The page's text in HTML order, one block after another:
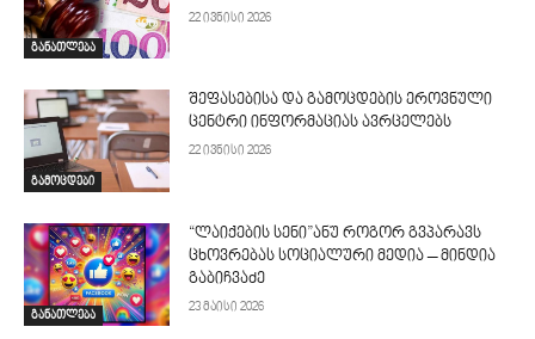
განათლება
22 ივნისი 2026
გამოცდები
შეფასებისა და გამოცდების ეროვნული
ცენტრი ინფორმაციას ავრცელებს
22 ივნისი 2026
განათლება
“ლაიქების სენი”ანუ როგორ გვპარავს
ცხოვრებას სოციალური მედია – მინდია
გაბიჩვაძე
23 მაისი 2026